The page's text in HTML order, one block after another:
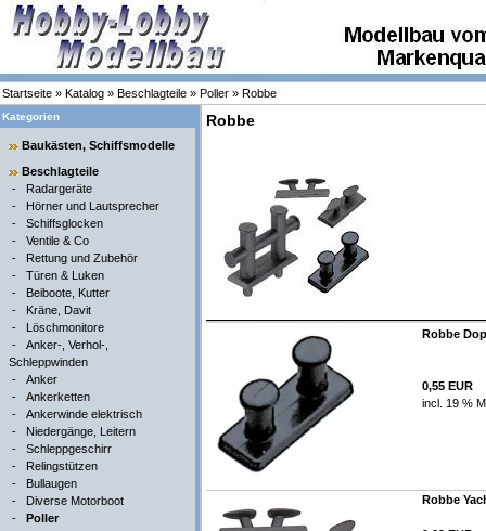
Startseite » Katalog » Beschlagteile » Poller » Robbe
Kategorien
Baukästen, Schiffsmodelle
Beschlagteile
- Radargeräte
- Hörner und Lautsprecher
- Schiffsglocken
- Ventile & Co
- Rettung und Zubehör
- Türen & Luken
- Beiboote, Kutter
- Kräne, Davit
- Löschmonitore
- Anker-, Verhol-,
Schleppwinden
- Anker
- Ankerketten
- Ankerwinde elektrisch
- Niedergänge, Leitern
- Schleppgeschirr
- Relingstützen
- Bullaugen
- Diverse Motorboot
- Poller
Robbe
Robbe
0,55 EUR
incl. 19 %
Robbe